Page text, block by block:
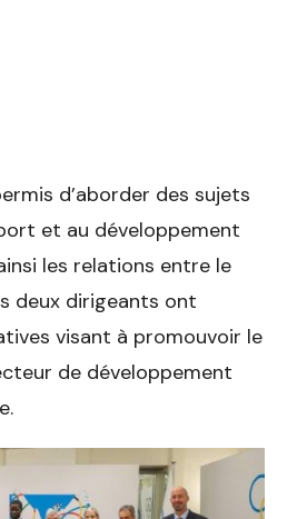
d’aborder des sujets
et au développement
les relations entre le
deux dirigeants ont
visant à promouvoir le
de développement